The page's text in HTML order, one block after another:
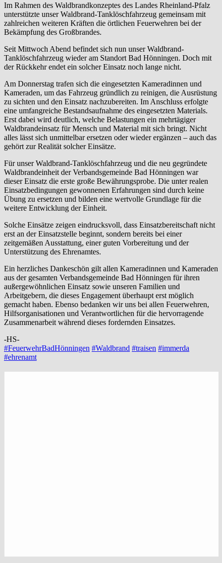
Im Rahmen des Waldbrandkonzeptes des Landes Rheinland-Pfalz
unterstützte unser Waldbrand-Tanklöschfahrzeug gemeinsam mit
zahlreichen weiteren Kräften die örtlichen Feuerwehren bei der
Bekämpfung des Großbrandes.
Seit Mittwoch Abend befindet sich nun unser Waldbrand-
Tanklöschfahrzeug wieder am Standort Bad Hönningen. Doch mit
der Rückkehr endet ein solcher Einsatz noch lange nicht.
Am Donnerstag trafen sich die eingesetzten Kameradinnen und
Kameraden, um das Fahrzeug gründlich zu reinigen, die Ausrüstung
zu sichten und den Einsatz nachzubereiten. Im Anschluss erfolgte
eine umfangreiche Bestandsaufnahme des eingesetzten Materials.
Erst dabei wird deutlich, welche Belastungen ein mehrtägiger
Waldbrandeinsatz für Mensch und Material mit sich bringt. Nicht
alles lässt sich unmittelbar ersetzen oder wieder ergänzen – auch das
gehört zur Realität solcher Einsätze.
Für unser Waldbrand-Tanklöschfahrzeug und die neu gegründete
Waldbrandeinheit der Verbandsgemeinde Bad Hönningen war
dieser Einsatz die erste große Bewährungsprobe. Die unter realen
Einsatzbedingungen gewonnenen Erfahrungen sind durch keine
Übung zu ersetzen und bilden eine wertvolle Grundlage für die
weitere Entwicklung der Einheit.
Solche Einsätze zeigen eindrucksvoll, dass Einsatzbereitschaft nicht
erst an der Einsatzstelle beginnt, sondern bereits bei einer
zeitgemäßen Ausstattung, einer guten Vorbereitung und der
Unterstützung des Ehrenamtes.
Ein herzliches Dankeschön gilt allen Kameradinnen und Kameraden
aus der gesamten Verbandsgemeinde Bad Hönningen für ihren
außergewöhnlichen Einsatz sowie unseren Familien und
Arbeitgebern, die dieses Engagement überhaupt erst möglich
gemacht haben. Ebenso bedanken wir uns bei allen Feuerwehren,
Hilfsorganisationen und Verantwortlichen für die hervorragende
Zusammenarbeit während dieses fordernden Einsatzes.
-HS-
#FeuerwehrBadHönningen #Waldbrand #traisen #immerda
#ehrenamt